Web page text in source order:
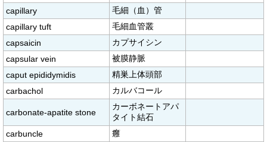
capillary
毛細（血）管
capillary tuft
毛細血管叢
capsaicin
カプサイシン
capsular vein
被膜静脈
caput epididymidis
精巣上体頭部
carbachol
カルバコール
carbonate-apatite stone
カーボネートアパ
タイト結石
carbuncle
癰